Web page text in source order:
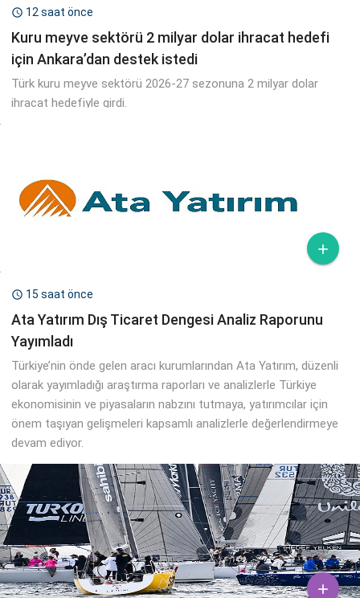
 12 saat önce
Kuru meyve sektörü 2 milyar dolar ihracat hedefi
için Ankara’dan destek istedi
Türk kuru meyve sektörü 2026-27 sezonuna 2 milyar dolar
ihracat hedefiyle girdi.

 15 saat önce
Ata Yatırım Dış Ticaret Dengesi Analiz Raporunu
Yayımladı
Türkiye’nin önde gelen aracı kurumlarından Ata Yatırım, düzenli
olarak yayımladığı araştırma raporları ve analizlerle Türkiye
ekonomisinin ve piyasaların nabzını tutmaya, yatırımcılar için
önem taşıyan gelişmeleri kapsamlı analizlerle değerlendirmeye
devam ediyor.
